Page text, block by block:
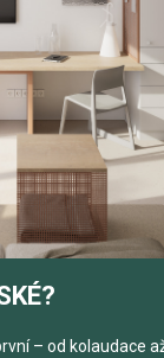
– od kolaudace